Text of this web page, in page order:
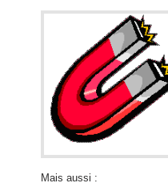
Mais aussi :